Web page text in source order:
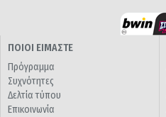
ΠΟΙΟΙ ΕΙΜΑΣΤΕ
Πρόγραμμα
Συχνότητες
Δελτία τύπου
Επικοινωνία